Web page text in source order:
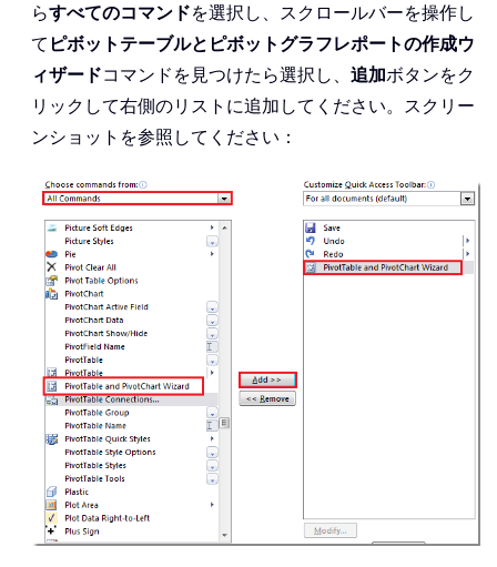
らすべてのコマンドを選択し、スクロールバーを操作し
て ピボットテーブルとピボットグラフレポートの作成ウ
ィザードコマンドを見つけたら選択し、 追加ボタンをク
リックして右側のリストに追加してください。スクリー
ンショットを参照してください：